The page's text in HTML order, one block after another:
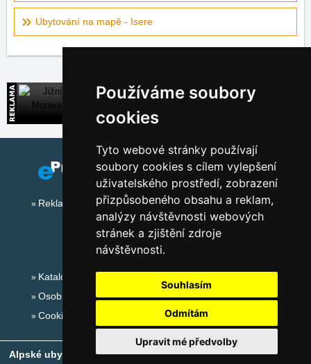
Používáme soubory
cookies
Tyto webové stránky používají
soubory cookies s cílem vylepšení
uživatelského prostředí, zobrazení
přizpůsobeného obsahu a reklam,
analýzy návštěvnosti webových
stránek a zjištění zdroje
návštěvnosti.
Souhlasím
Odmítám
Upravit mé předvolby
Ubytování na mapě - Isere
Jižní Morava
Široká nabídka přímých kontaktů na ubytování
Reklama na tomto serveru
Katalog ubytování
Osobní údaje
Cookies
Alpské ubytování, alpské turistické oblasti, alpské ski areály